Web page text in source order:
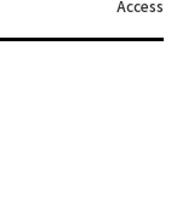
Access